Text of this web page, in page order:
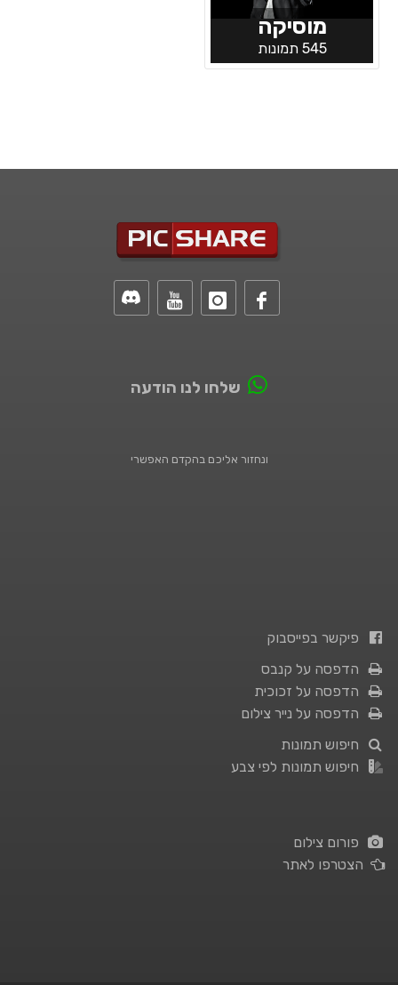
מוסיקה
545 תמונות
שלחו לנו הודעה
ונחזור אליכם בהקדם האפשרי
פיקשר בפייסבוק
הדפסה על קנבס
הדפסה על זכוכית
הדפסה על נייר צילום
חיפוש תמונות
חיפוש תמונות לפי צבע
פורום צילום
הצטרפו לאתר